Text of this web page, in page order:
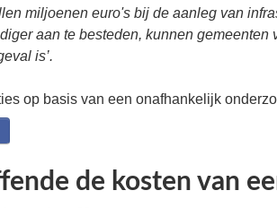
miljoenen euro's bij de aanleg van
aan te besteden, kunnen gemeenten
is’.
op basis van een onafhankelijk
de kosten van